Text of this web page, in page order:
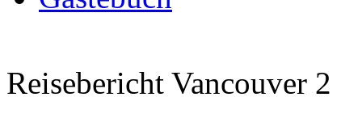
Reisebericht Vancouver 2